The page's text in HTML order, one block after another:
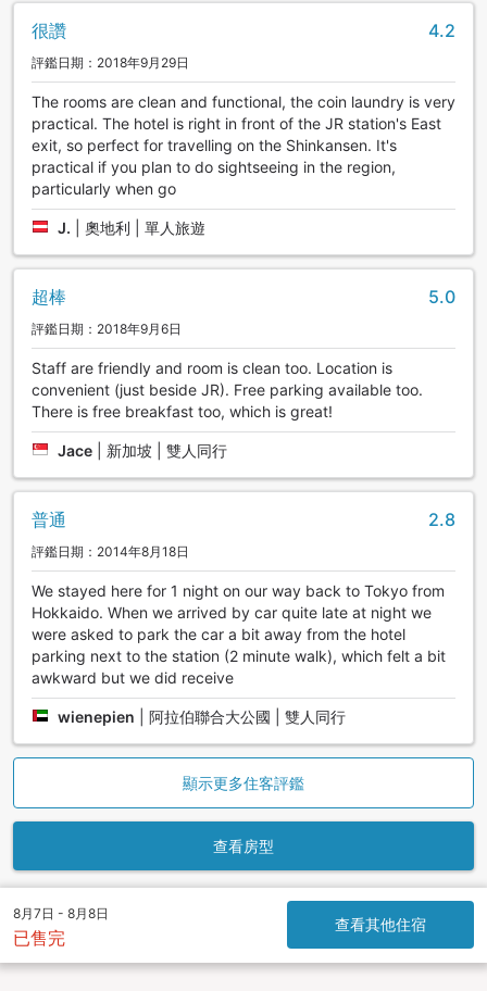
很讚 4.2
評鑑日期：2018年9月29日
The rooms are clean and functional, the coin laundry is very
practical. The hotel is right in front of the JR station's East
exit, so perfect for travelling on the Shinkansen. It's
practical if you plan to do sightseeing in the region,
particularly when go
J. 奧地利 | 單人旅遊
超棒 5.0
評鑑日期：2018年9月6日
Staff are friendly and room is clean too. Location is
convenient (just beside JR). Free parking available too.
There is free breakfast too, which is great!
Jace 新加坡 | 雙人同行
普通 2.8
評鑑日期：2014年8月18日
We stayed here for 1 night on our way back to Tokyo from
Hokkaido. When we arrived by car quite late at night we
were asked to park the car a bit away from the hotel
parking next to the station (2 minute walk), which felt a bit
awkward but we did receive
wienepien 阿拉伯聯合大公國 | 雙人同行
顯示更多住客評鑑
查看房型
8月7日 - 8月8日
已售完
查看其他住宿